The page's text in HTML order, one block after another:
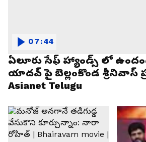
ఏలూరు సేఫ్ హ్యాండ్స్ లో
యాదవ్ పై బెల్లంకొండ శ్రీనివాస్
Asianet Telugu
07:44